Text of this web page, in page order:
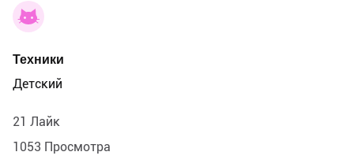
Техники
Детский
21 Лайк
1053 Просмотра